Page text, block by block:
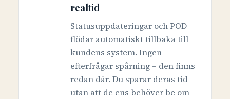
realtid
Statusuppdateringar och POD
flödar automatiskt tillbaka till
kundens system. Ingen
efterfrågar spårning – den finns
redan där. Du sparar deras tid
utan att de ens behöver be om